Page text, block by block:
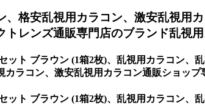
、格安乱視用カラコン、激安乱視用
トレンズ通販専門店のブランド乱視
ット ブラウン (1箱2枚)、乱視用カラコン
カラコン、激安乱視用カラコン通販ショッ
ット ブラウン (1箱2枚)、乱視用カラコン